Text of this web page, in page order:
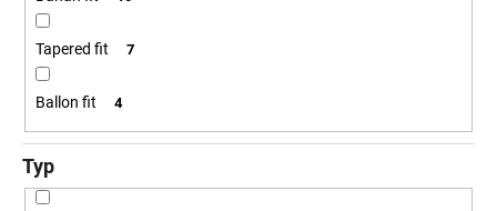
Tapered fit 7
Ballon fit 4
Typ